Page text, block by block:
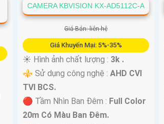
CAMERA KBVISION KX-AD5112C-A
Giá Bán: liên hệ
Giá Khuyến Mại: 5%-35%
☀️ Hình ảnh chất lượng : 3k .
⚜️ Sử dụng công nghệ : AHD CVI
TVI BCS.
🔴 Tầm Nhìn Ban Đêm : Full Color
20m Có Màu Ban Ðêm.